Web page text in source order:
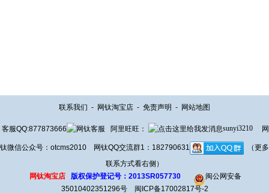
联系我们 - 网钛淘宝店 - 免责声明 - 网站地图
客服QQ:877873666 阿里旺旺： sunyi3210 网
钛微信公众号：otcms2010 网钛QQ交流群1：182790631
（更多
联系方式看右侧）
网钛淘宝店
版权保护登记号：2013SR057730
闽公网安备
35010402351296号
闽ICP备17002817号-2